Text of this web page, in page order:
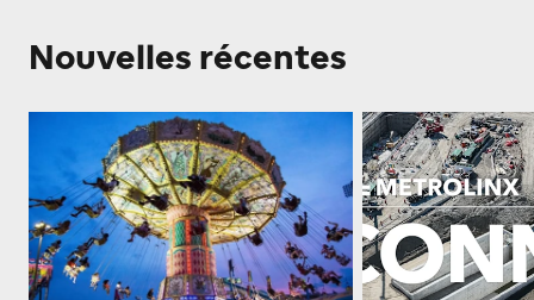
Nouvelles récentes